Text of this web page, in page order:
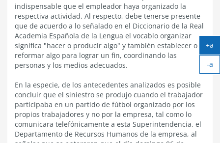
indispensable que el empleador haya organizado la
respectiva actividad. Al respecto, debe tenerse presente
que de acuerdo a lo señalado en el Diccionario de la Real
Academia Española de la Lengua el vocablo organizar
significa "hacer o producir algo" y también establecer o
reformar algo para lograr un fin, coordinando las
personas y los medios adecuados.
En la especie, de los antecedentes analizados es posible
concluir que el siniestro se produjo cuando el trabajador
participaba en un partido de fútbol organizado por los
propios trabajadores y no por la empresa, tal como lo
comunicara telefónicamente a esta Superintendencia, el
Departamento de Recursos Humanos de la empresa, al
+a
-a